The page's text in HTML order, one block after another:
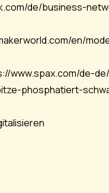
de/business-
en/
www.spax.com/de-
phosphatiert-